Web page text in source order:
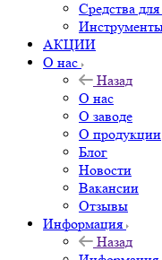
Средства
АКЦИИ
О нас
Назад
О нас
О заводе
О продукции
Блог
Новости
Вакансии
Отзывы
Информация
Назад